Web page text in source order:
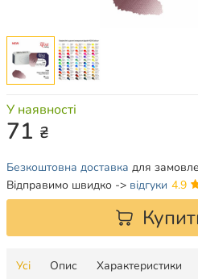
У наявності
71 ₴
Безкоштовна доставка для
Відправимо швидко -> відгуки 4.9
Усі Опис Характеристики